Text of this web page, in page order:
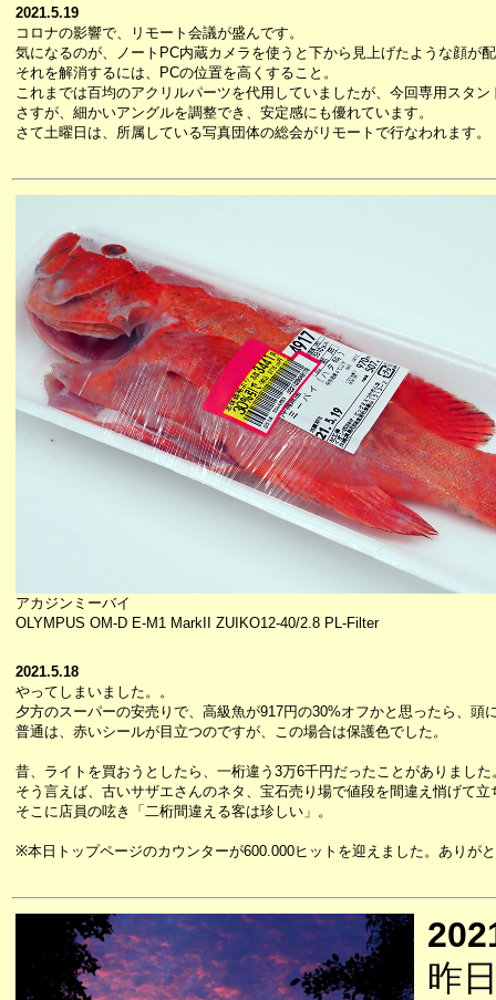
2021.5.19
コロナの影響で、リモート会議が盛んです。
気になるのが、ノートPC内蔵カメラを使うと下から見上げたような顔が
それを解消するには、PCの位置を高くすること。
これまでは百均のアクリルパーツを代用していましたが、今回専用スタ
さすが、細かいアングルを調整でき、安定感にも優れています。
さて土曜日は、所属している写真団体の総会がリモートで行なわれます。
アカジンミーバイ
OLYMPUS OM-D E-M1 MarkII ZUIKO12-40/2.8 PL-Filter
2021.5.18
やってしまいました。。
夕方のスーパーの安売りで、高級魚が917円の30%オフかと思ったら、頭
普通は、赤いシールが目立つのですが、この場合は保護色でした。
昔、ライトを買おうとしたら、一桁違う3万6千円だったことがありました
そう言えば、古いサザエさんのネタ、宝石売り場で値段を間違え悄げて
そこに店員の呟き「二桁間違える客は珍しい」。
※本日トップページのカウンターが600.000ヒットを迎えました。ありが
昨